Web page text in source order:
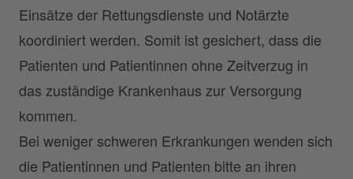
Einsätze der Rettungsdienste und Notärzte
koordiniert werden. Somit ist gesichert, dass die
Patienten und Patientinnen ohne Zeitverzug in
das zuständige Krankenhaus zur Versorgung
kommen.
Bei weniger schweren Erkrankungen wenden sich
die Patientinnen und Patienten bitte an ihren